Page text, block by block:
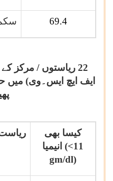
69.4
22 ریاستوں / مرکز
ایف ایچ ایس۔وی) میں
کیسا بھی
انیمیا (<11
gm/dl)